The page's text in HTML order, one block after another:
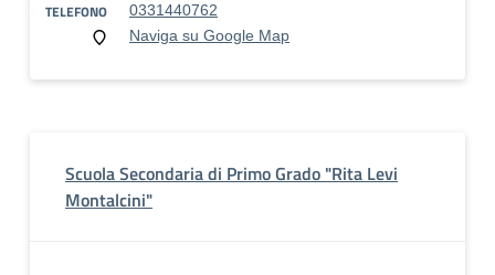
TELEFONO
0331440762
Naviga su Google Map
Scuola Secondaria di Primo Grado "Rita Levi
Montalcini"